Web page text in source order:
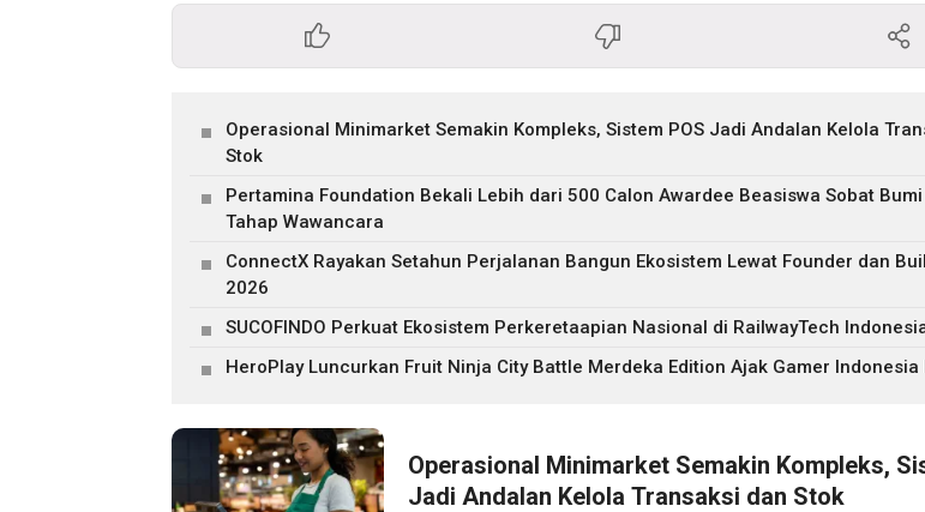
Operasional Minimarket Semakin Kompleks, Sistem POS Jadi Andalan Kelola
Stok
Pertamina Foundation Bekali Lebih dari 500 Calon Awardee Beasiswa Sobat
Tahap Wawancara
ConnectX Rayakan Setahun Perjalanan Bangun Ekosistem Lewat Founder dan
2026
SUCOFINDO Perkuat Ekosistem Perkeretaapian Nasional di RailwayTech
HeroPlay Luncurkan Fruit Ninja City Battle Merdeka Edition Ajak Gamer Indonesia
Operasional Minimarket Semakin Kompleks,
Jadi Andalan Kelola Transaksi dan Stok